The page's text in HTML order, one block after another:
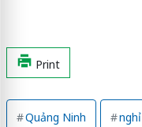
Print
Quảng Ninh